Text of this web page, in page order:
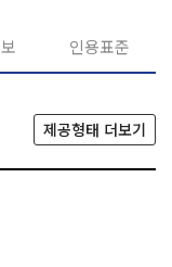
인용표준
제공형태 더보기